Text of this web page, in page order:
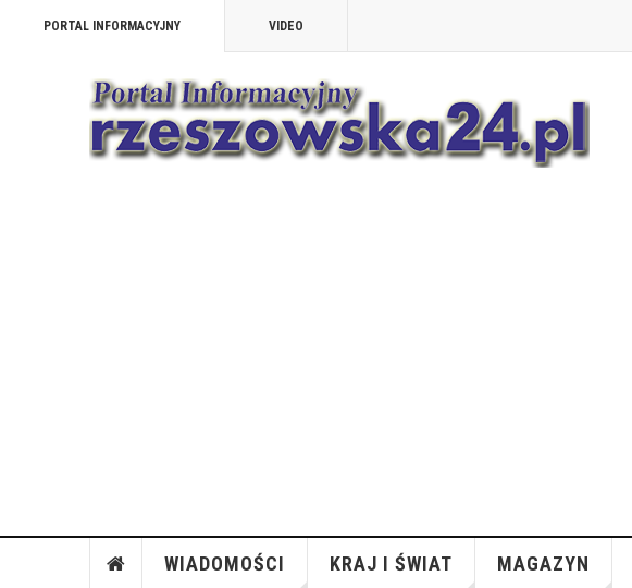
PORTAL INFORMACYJNY VIDEO
WIADOMOŚCI KRAJ I ŚWIAT MAGAZYN